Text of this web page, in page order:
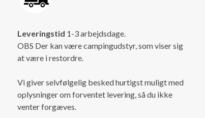
Leveringstid 1-3 arbejdsdage.
OBS Der kan være campingudstyr, som viser sig
at være i restordre.
Vi giver selvfølgelig besked hurtigst muligt med
oplysninger om forventet levering, så du ikke
venter forgæves.